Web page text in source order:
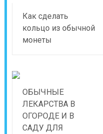
Как сделать
кольцо из обычной
монеты
ОБЫЧНЫЕ
ЛЕКАРСТВА В
ОГОРОДЕ И В
САДУ ДЛЯ